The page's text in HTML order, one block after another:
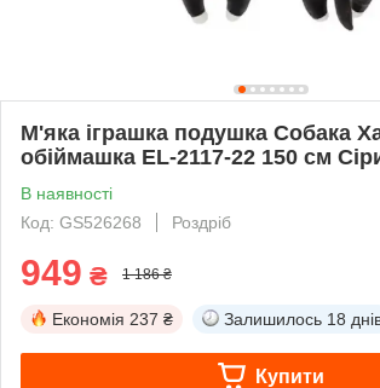
М'яка іграшка подушка Собака
обіймашка EL-2117-22 150 см
В наявності
Код: GS526268
Роздріб
949 ₴ 1 186 ₴
Економія 237 ₴ Залишилось 18
Купити